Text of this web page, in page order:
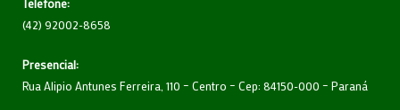
(42) 92002-8658
Presencial:
Rua Alipio Antunes Ferreira, 110 – Centro – Cep: 84150-000 – Paraná